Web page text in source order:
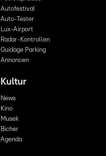
Autofestival
Auto-Tester
Lux-Airport
Radar-Kontrollen
Guidage Parking
Annoncen
Kultur
News
Kino
Musek
Bicher
Agenda